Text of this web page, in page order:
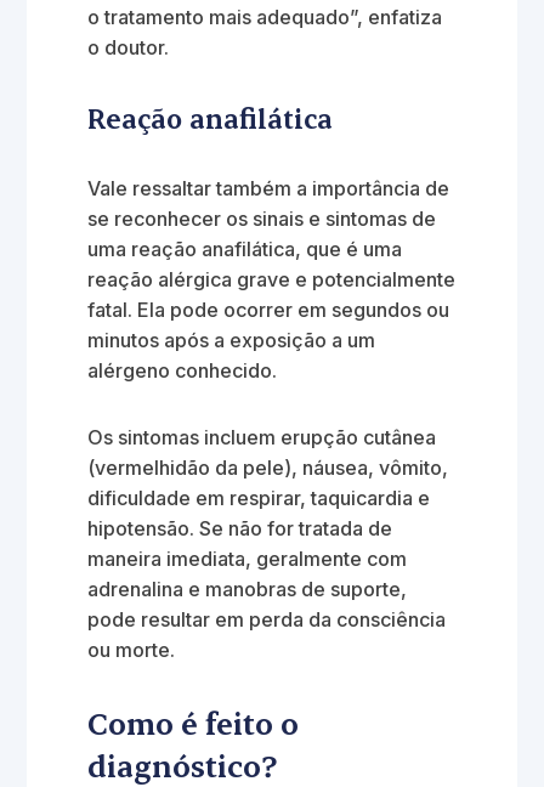
o tratamento mais adequado”, enfatiza
o doutor.
Reação anafilática
Vale ressaltar também a importância de
se reconhecer os sinais e sintomas de
uma reação anafilática, que é uma
reação alérgica grave e potencialmente
fatal. Ela pode ocorrer em segundos ou
minutos após a exposição a um
alérgeno conhecido.
Os sintomas incluem erupção cutânea
(vermelhidão da pele), náusea, vômito,
dificuldade em respirar, taquicardia e
hipotensão. Se não for tratada de
maneira imediata, geralmente com
adrenalina e manobras de suporte,
pode resultar em perda da consciência
ou morte.
Como é feito o
diagnóstico?